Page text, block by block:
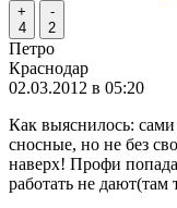
+
4
-
2
Петро
Краснодар
02.03.2012 в 05:20
Как выяснилось:
сносные, но не без
наверх! Профи
работать не